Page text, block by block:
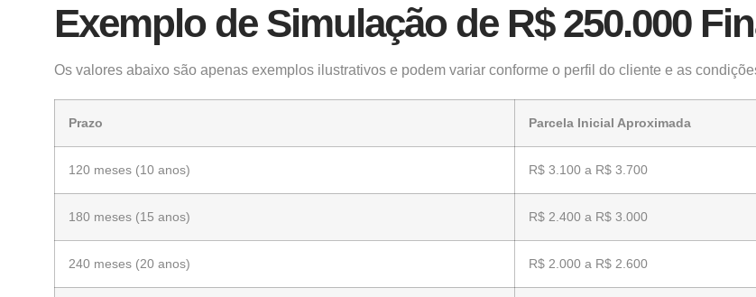
Exemplo de Simulação de R$ 250.000
Os valores abaixo são apenas exemplos ilustrativos e podem variar conforme o perfil do cliente e as
Prazo Parcela Inicial Aproximada
120 meses (10 anos) R$ 3.100 a R$ 3.700
180 meses (15 anos) R$ 2.400 a R$ 3.000
240 meses (20 anos) R$ 2.000 a R$ 2.600